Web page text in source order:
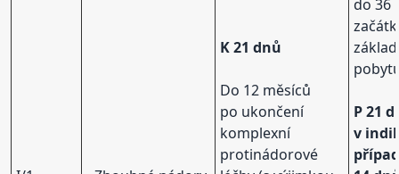
K 21 dnů
Do 12 měsíců
po ukončení
komplexní
protinádorové
do 36
P 21
v